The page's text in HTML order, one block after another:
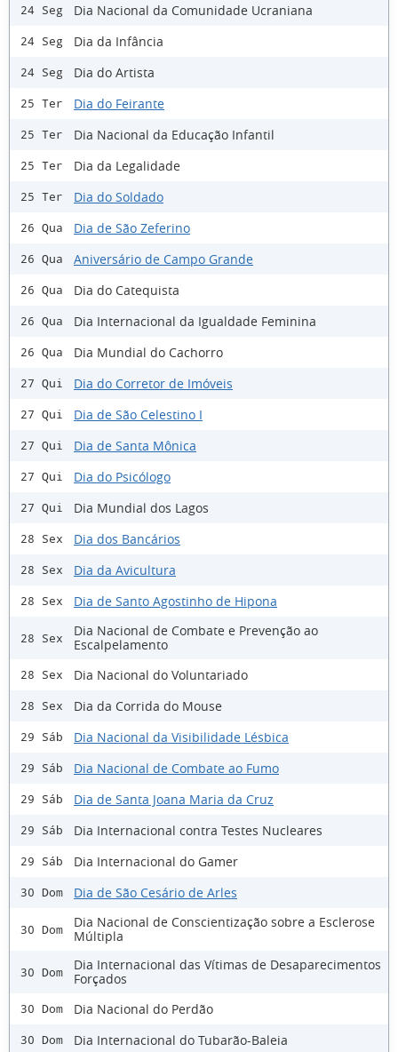
24 Seg Dia Nacional da Comunidade Ucraniana
24 Seg Dia da Infância
24 Seg Dia do Artista
25 Ter Dia do Feirante
25 Ter Dia Nacional da Educação Infantil
25 Ter Dia da Legalidade
25 Ter Dia do Soldado
26 Qua Dia de São Zeferino
26 Qua Aniversário de Campo Grande
26 Qua Dia do Catequista
26 Qua Dia Internacional da Igualdade Feminina
26 Qua Dia Mundial do Cachorro
27 Qui Dia do Corretor de Imóveis
27 Qui Dia de São Celestino I
27 Qui Dia de Santa Mônica
27 Qui Dia do Psicólogo
27 Qui Dia Mundial dos Lagos
28 Sex Dia dos Bancários
28 Sex Dia da Avicultura
28 Sex Dia de Santo Agostinho de Hipona
28 Sex
Dia Nacional de Combate e Prevenção ao
Escalpelamento
28 Sex Dia Nacional do Voluntariado
28 Sex Dia da Corrida do Mouse
29 Sáb Dia Nacional da Visibilidade Lésbica
29 Sáb Dia Nacional de Combate ao Fumo
29 Sáb Dia de Santa Joana Maria da Cruz
29 Sáb Dia Internacional contra Testes Nucleares
29 Sáb Dia Internacional do Gamer
30 Dom Dia de São Cesário de Arles
30 Dom
Dia Nacional de Conscientização sobre a Esclerose
Múltipla
30 Dom
Dia Internacional das Vítimas de Desaparecimentos
Forçados
30 Dom Dia Nacional do Perdão
30 Dom Dia Internacional do Tubarão-Baleia